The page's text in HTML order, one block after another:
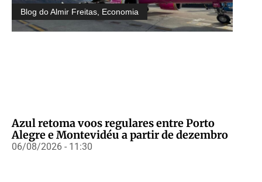
Blog do Almir Freitas, Economia
Azul retoma voos regulares entre Porto
Alegre e Montevidéu a partir de dezembro
06/08/2026 - 11:30